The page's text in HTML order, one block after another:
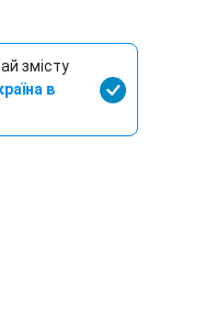
змісту
в